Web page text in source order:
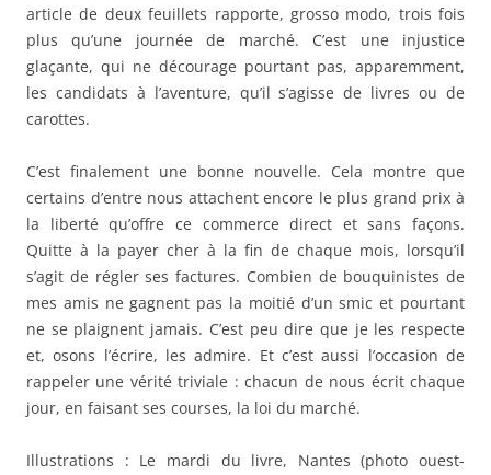
article de deux feuillets rapporte, grosso modo, trois fois
plus qu’une journée de marché. C’est une injustice
glaçante, qui ne décourage pourtant pas, apparemment,
les candidats à l’aventure, qu’il s’agisse de livres ou de
carottes.
C’est finalement une bonne nouvelle. Cela montre que
certains d’entre nous attachent encore le plus grand prix à
la liberté qu’offre ce commerce direct et sans façons.
Quitte à la payer cher à la fin de chaque mois, lorsqu’il
s’agit de régler ses factures. Combien de bouquinistes de
mes amis ne gagnent pas la moitié d’un smic et pourtant
ne se plaignent jamais. C’est peu dire que je les respecte
et, osons l’écrire, les admire. Et c’est aussi l’occasion de
rappeler une vérité triviale : chacun de nous écrit chaque
jour, en faisant ses courses, la loi du marché.
Illustrations : Le mardi du livre, Nantes (photo ouest-